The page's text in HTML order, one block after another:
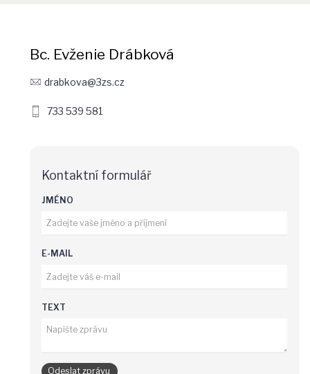
Bc. Evženie Drábková
drabkova@3zs.cz
733 539 581
Kontaktní formulář
JMÉNO
E-MAIL
TEXT